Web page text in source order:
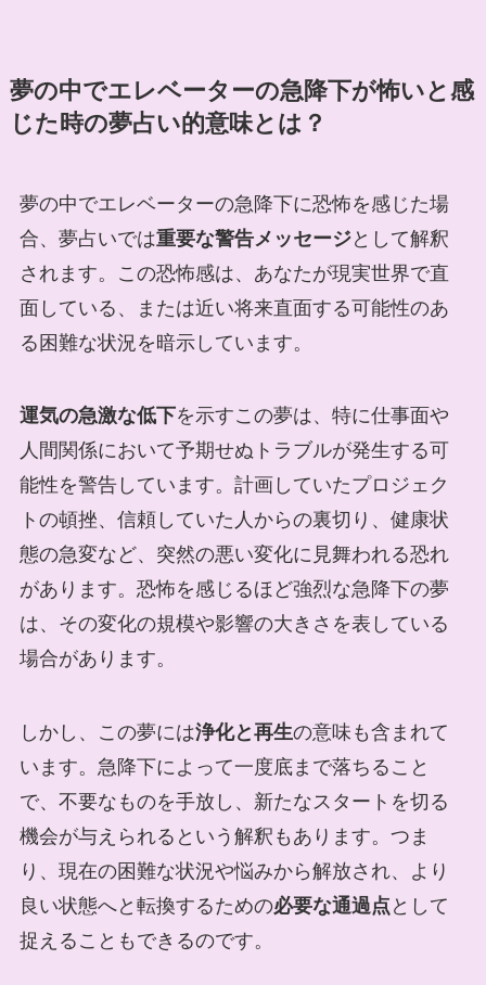
夢の中でエレベーターの急降下が怖いと感
じた時の夢占い的意味とは？
夢の中でエレベーターの急降下に恐怖を感じた場
合、夢占いでは重要な警告メッセージとして解釈
されます。この恐怖感は、あなたが現実世界で直
面している、または近い将来直面する可能性のあ
る困難な状況を暗示しています。
運気の急激な低下を示すこの夢は、特に仕事面や
人間関係において予期せぬトラブルが発生する可
能性を警告しています。計画していたプロジェク
トの頓挫、信頼していた人からの裏切り、健康状
態の急変など、突然の悪い変化に見舞われる恐れ
があります。恐怖を感じるほど強烈な急降下の夢
は、その変化の規模や影響の大きさを表している
場合があります。
しかし、この夢には浄化と再生の意味も含まれて
います。急降下によって一度底まで落ちること
で、不要なものを手放し、新たなスタートを切る
機会が与えられるという解釈もあります。つま
り、現在の困難な状況や悩みから解放され、より
良い状態へと転換するための必要な通過点 として
捉えることもできるのです。